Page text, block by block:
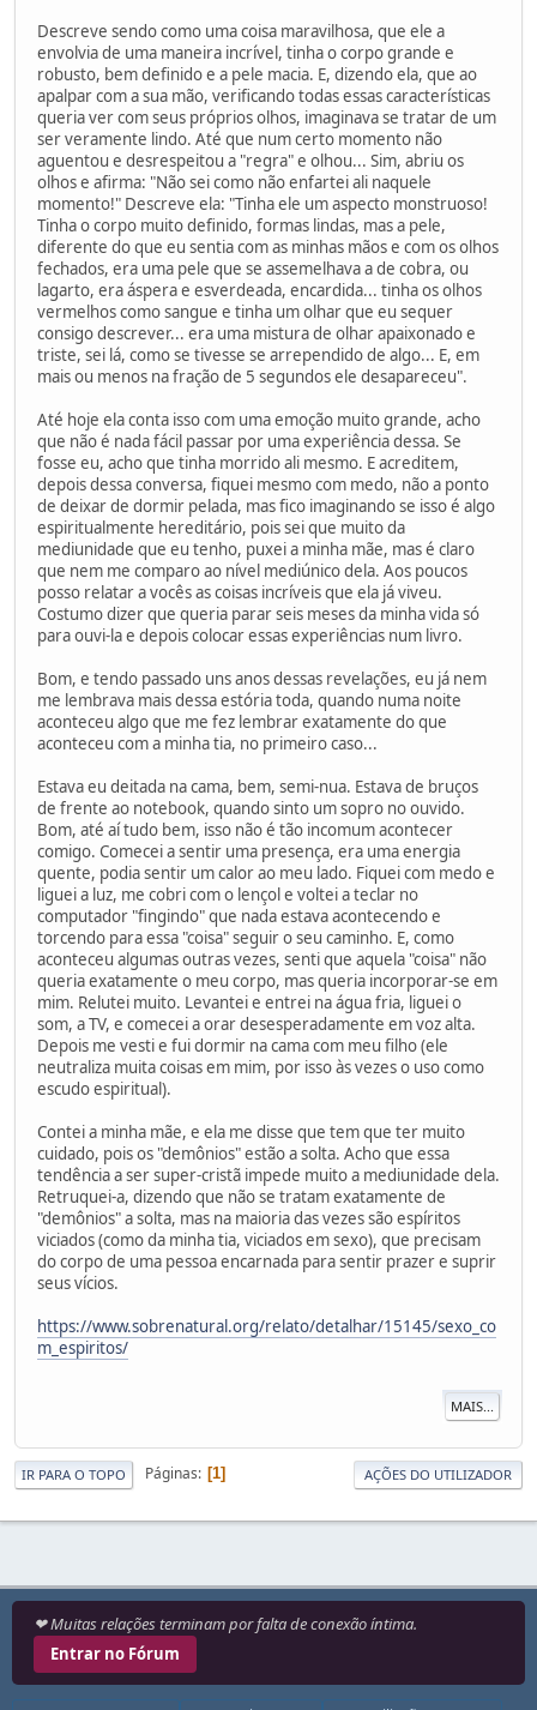
Descreve sendo como uma coisa maravilhosa, que ele a
envolvia de uma maneira incrível, tinha o corpo grande e
robusto, bem definido e a pele macia. E, dizendo ela, que ao
apalpar com a sua mão, verificando todas essas características
queria ver com seus próprios olhos, imaginava se tratar de um
ser veramente lindo. Até que num certo momento não
aguentou e desrespeitou a "regra" e olhou... Sim, abriu os
olhos e afirma: "Não sei como não enfartei ali naquele
momento!" Descreve ela: "Tinha ele um aspecto monstruoso!
Tinha o corpo muito definido, formas lindas, mas a pele,
diferente do que eu sentia com as minhas mãos e com os olhos
fechados, era uma pele que se assemelhava a de cobra, ou
lagarto, era áspera e esverdeada, encardida... tinha os olhos
vermelhos como sangue e tinha um olhar que eu sequer
consigo descrever... era uma mistura de olhar apaixonado e
triste, sei lá, como se tivesse se arrependido de algo... E, em
mais ou menos na fração de 5 segundos ele desapareceu".
Até hoje ela conta isso com uma emoção muito grande, acho
que não é nada fácil passar por uma experiência dessa. Se
fosse eu, acho que tinha morrido ali mesmo. E acreditem,
depois dessa conversa, fiquei mesmo com medo, não a ponto
de deixar de dormir pelada, mas fico imaginando se isso é algo
espiritualmente hereditário, pois sei que muito da
mediunidade que eu tenho, puxei a minha mãe, mas é claro
que nem me comparo ao nível mediúnico dela. Aos poucos
posso relatar a vocês as coisas incríveis que ela já viveu.
Costumo dizer que queria parar seis meses da minha vida só
para ouvi-la e depois colocar essas experiências num livro.
Bom, e tendo passado uns anos dessas revelações, eu já nem
me lembrava mais dessa estória toda, quando numa noite
aconteceu algo que me fez lembrar exatamente do que
aconteceu com a minha tia, no primeiro caso...
Estava eu deitada na cama, bem, semi-nua. Estava de bruços
de frente ao notebook, quando sinto um sopro no ouvido.
Bom, até aí tudo bem, isso não é tão incomum acontecer
comigo. Comecei a sentir uma presença, era uma energia
quente, podia sentir um calor ao meu lado. Fiquei com medo e
liguei a luz, me cobri com o lençol e voltei a teclar no
computador "fingindo" que nada estava acontecendo e
torcendo para essa "coisa" seguir o seu caminho. E, como
aconteceu algumas outras vezes, senti que aquela "coisa" não
queria exatamente o meu corpo, mas queria incorporar-se em
mim. Relutei muito. Levantei e entrei na água fria, liguei o
som, a TV, e comecei a orar desesperadamente em voz alta.
Depois me vesti e fui dormir na cama com meu filho (ele
neutraliza muita coisas em mim, por isso às vezes o uso como
escudo espiritual).
Contei a minha mãe, e ela me disse que tem que ter muito
cuidado, pois os "demônios" estão a solta. Acho que essa
tendência a ser super-cristã impede muito a mediunidade dela.
Retruquei-a, dizendo que não se tratam exatamente de
"demônios" a solta, mas na maioria das vezes são espíritos
viciados (como da minha tia, viciados em sexo), que precisam
do corpo de uma pessoa encarnada para sentir prazer e suprir
seus vícios.
https://www.sobrenatural.org/relato/detalhar/15145/sexo_co
m_espiritos/
MAIS...
IR PARA O TOPO Páginas 1 AÇÕES DO UTILIZADOR
❤ Muitas relações terminam por falta de conexão íntima.
Entrar no Fórum